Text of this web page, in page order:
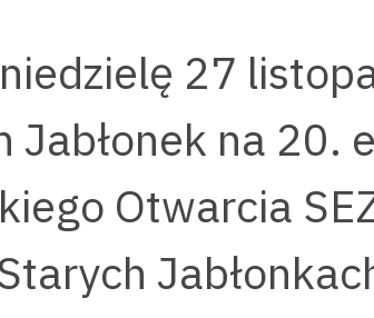
27
Jabłonek na 20.
Otwarcia